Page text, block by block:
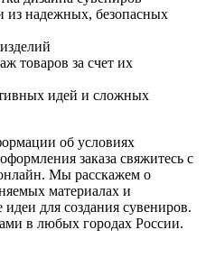
из надежных, безопасных
товаров за счет их
идей и сложных
об условиях
заказа свяжитесь с
Мы расскажем о
материалах и
для создания сувениров.
в любых городах России.